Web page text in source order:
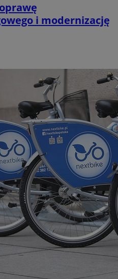
i modernizację